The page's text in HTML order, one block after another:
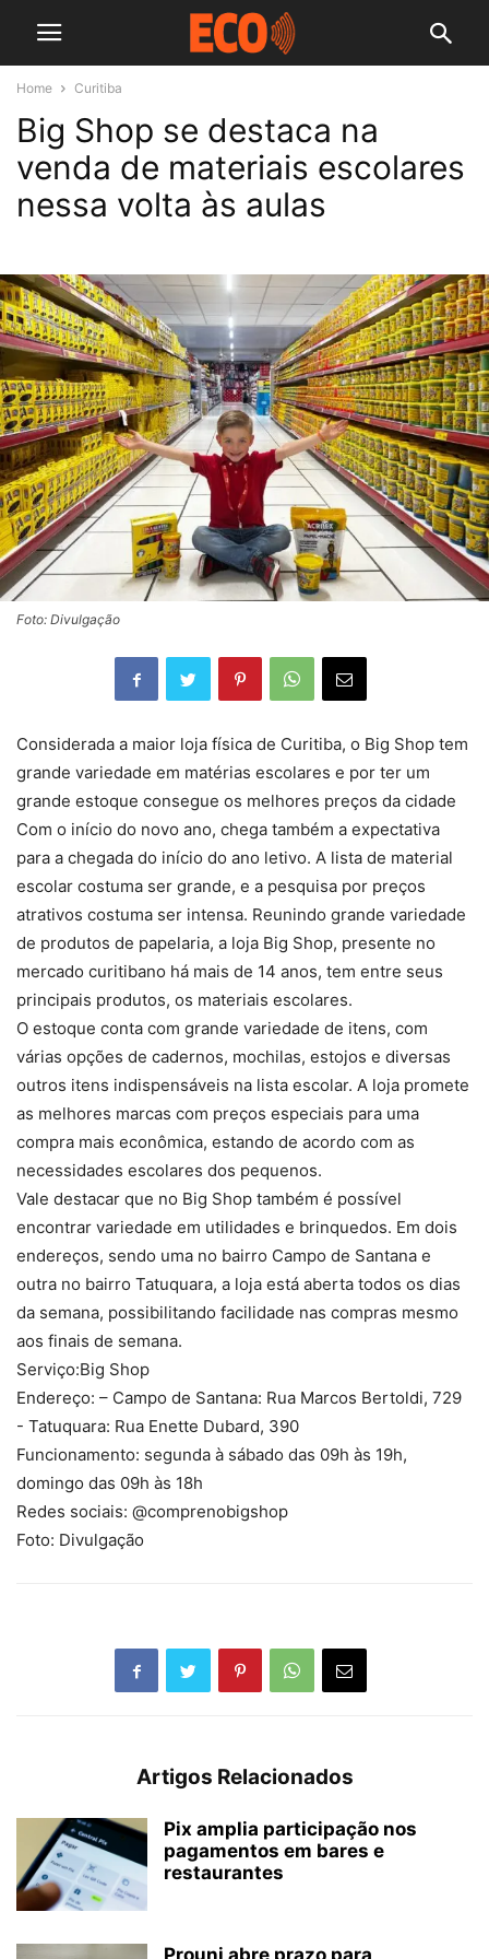
Home Curitiba
Big Shop se destaca na
venda de materiais escolares
nessa volta às aulas
Foto: Divulgação
Considerada a maior loja física de Curitiba, o Big Shop tem
grande variedade em matérias escolares e por ter um
grande estoque consegue os melhores preços da cidade
Com o início do novo ano, chega também a expectativa
para a chegada do início do ano letivo. A lista de material
escolar costuma ser grande, e a pesquisa por preços
atrativos costuma ser intensa. Reunindo grande variedade
de produtos de papelaria, a loja Big Shop, presente no
mercado curitibano há mais de 14 anos, tem entre seus
principais produtos, os materiais escolares.
O estoque conta com grande variedade de itens, com
várias opções de cadernos, mochilas, estojos e diversas
outros itens indispensáveis na lista escolar. A loja promete
as melhores marcas com preços especiais para uma
compra mais econômica, estando de acordo com as
necessidades escolares dos pequenos.
Vale destacar que no Big Shop também é possível
encontrar variedade em utilidades e brinquedos. Em dois
endereços, sendo uma no bairro Campo de Santana e
outra no bairro Tatuquara, a loja está aberta todos os dias
da semana, possibilitando facilidade nas compras mesmo
aos finais de semana.
Serviço:Big Shop
Endereço: – Campo de Santana: Rua Marcos Bertoldi, 729
- Tatuquara: Rua Enette Dubard, 390
Funcionamento: segunda à sábado das 09h às 19h,
domingo das 09h às 18h
Redes sociais: @comprenobigshop
Foto: Divulgação
Artigos Relacionados
Pix amplia participação nos
pagamentos em bares e
restaurantes